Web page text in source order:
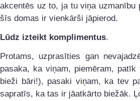
akcentēs uz to, ja tu viņa
šīs domas ir vienkārši jāpierod.
Lūdz izteikt komplimentus.
Protams, uzprasīties gan
pasaka, ka viņam, piemēram,
bieži bāri!), pasaki viņam, ka tev
sapratīs, ka tas ir jāatkārto biežāk.